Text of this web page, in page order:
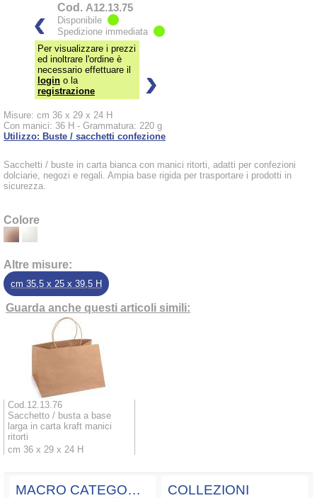
Cod. A12.13.75
Disponibile
Spedizione immediata
Per visualizzare i prezzi
ed inoltrare l'ordine è
necessario effettuare il
login o la
registrazione
Misure: cm 36 x 29 x 24 H
Con manici: 36 H - Grammatura: 220 g
Utilizzo: Buste / sacchetti confezione
Sacchetti / buste in carta bianca con manici ritorti, adatti per confezioni
dolciarie, negozi e regali. Ampia base rigida per trasportare i prodotti in
sicurezza.
Colore
Altre misure:
cm 35,5 x 25 x 39,5 H
Guarda anche questi articoli simili:
Cod.12.13.76
Sacchetto / busta a base
larga in carta kraft manici
ritorti
cm 36 x 29 x 24 H
MACRO CATEGORIE COLLEZIONI